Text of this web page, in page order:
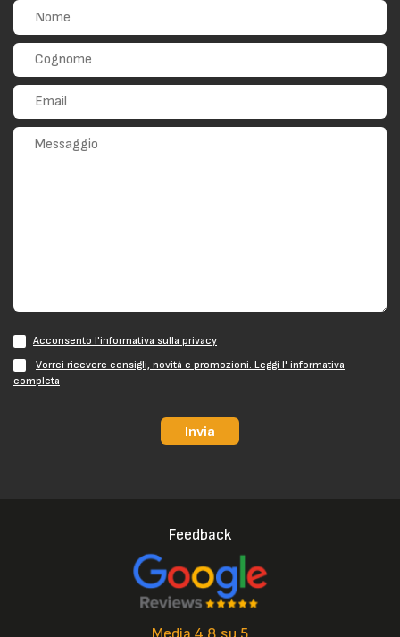
Acconsento l'informativa sulla privacy
Vorrei ricevere consigli, novità e promozioni. Leggi l' informativa
completa
Invia
Feedback